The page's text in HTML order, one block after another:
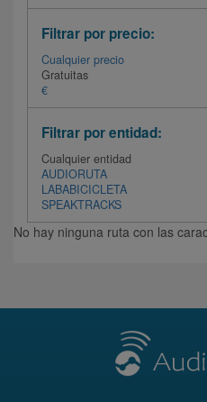
Filtrar por precio:
Cualquier precio
Gratuitas
€
Filtrar por entidad:
Cualquier entidad
AUDIORUTA
LABABICICLETA
SPEAKTRACKS
No hay ninguna ruta con las